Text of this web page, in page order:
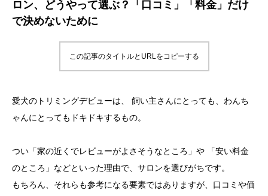
ロン、どうやって選ぶ？「口コミ」「料金」だけ
で決めないために
この記事のタイトルとURLをコピーする
愛犬のトリミングデビューは、 飼い主さんにとっても、わんち
ゃんにとってもドキドキするもの。
つい「家の近くでレビューがよさそうなところ」や 「安い料金
のところ」などといった理由で、サロンを選びがちです。
もちろん、それらも参考になる要素ではありますが、口コミや価